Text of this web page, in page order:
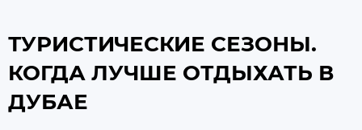
ТУРИСТИЧЕСКИЕ СЕЗОНЫ.
КОГДА ЛУЧШЕ ОТДЫХАТЬ В
ДУБАЕ